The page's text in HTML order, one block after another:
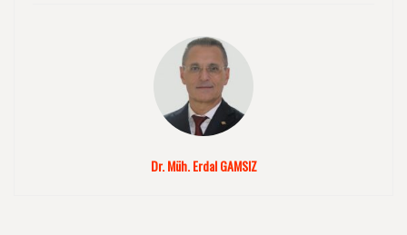
Dr. Müh. Erdal GAMSIZ